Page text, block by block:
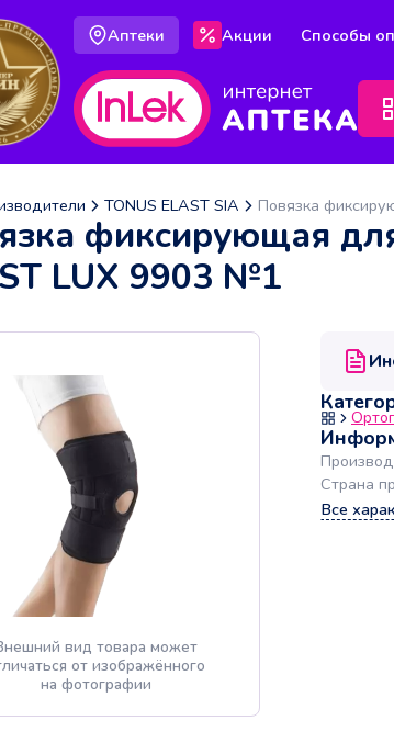
Аптеки Акции Способы
TONUS ELAST SIA Повязка
фиксирующая
LUX 9903 №1
вид товара может
от изображённого
на фотографии
Страна
Все